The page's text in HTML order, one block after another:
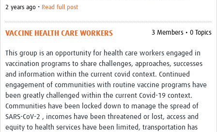
2 years ago • Read full post
3 Members • 0 Topics
VACCINE HEALTH CARE WORKERS
This group is an opportunity for health care workers engaged in
vaccination programs to share challenges, approaches, successes
and information within the current covid context. Continued
engagement of communities with routine vaccine programs have
been greatly challenged within the current Covid-19 context.
Communities have been locked down to manage the spread of
SARS-CoV-2 , incomes have been threatened or lost, access and
equity to health services have been limited, transportation has